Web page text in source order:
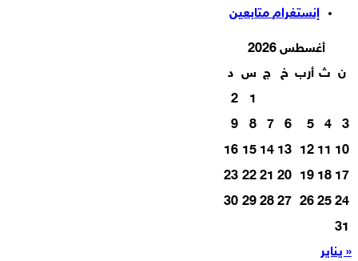
إنستغرام متابعين
أغسطس 2026
ن ث أرب خ ج س د
1
2
3
4
5
6
7
8
9
10
11
12
13
14
15
16
17
18
19
20
21
22
23
24
25
26
27
28
29
30
31
« يناير